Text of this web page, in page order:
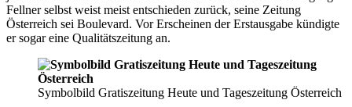
Fellner selbst weist meist entschieden zurück, seine Zeitung
Österreich sei Boulevard. Vor Erscheinen der Erstausgabe kündigte
er sogar eine Qualitätszeitung an.
Symbolbild Gratiszeitung Heute und Tageszeitung Österreich